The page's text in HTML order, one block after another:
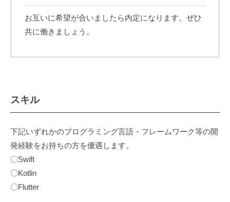
お互いに希望が合いましたら内定になります。ぜひ
共に働きましょう。
スキル
下記いずれかのプログラミング言語・フレームワーク等の開
発経験をお持ちの方を優遇します。
〇Swift
〇Kotlin
〇Flutter